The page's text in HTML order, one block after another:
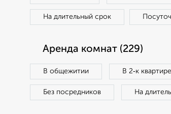
На длительный срок
Аренда комнат (229)
В общежитии В 2‑к квартире
Без посредников На